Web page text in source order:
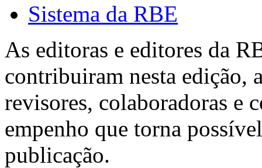
Sistema da RBE
As editoras e editores da
contribuiram nesta edição,
revisores, colaboradoras e
empenho que torna
publicação.